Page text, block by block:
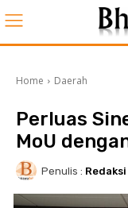
Home Daerah
Perluas
MoU
Penulis :